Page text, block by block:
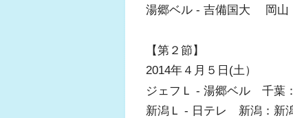
湯郷ベル - 吉備国大 岡山
【第２節】
2014年４月５日(土）
ジェフＬ - 湯郷ベル 千葉
新潟Ｌ - 日テレ 新潟：新